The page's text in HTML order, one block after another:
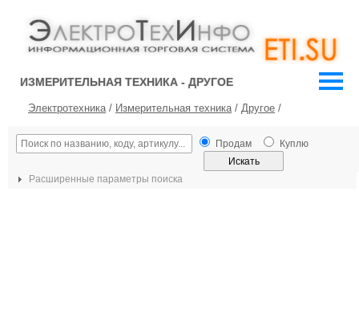
ИЗМЕРИТЕЛЬНАЯ ТЕХНИКА - ДРУГОЕ
Электротехника/ Измерительная техника/ Другое /
Продам Куплю
Расширенные параметры поиска